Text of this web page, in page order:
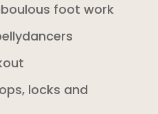
foot work
locks and